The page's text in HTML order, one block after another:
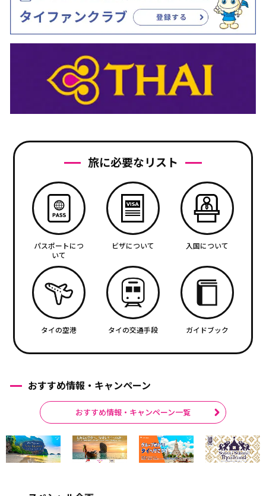
旅に必要なリスト
パスポートにつ
いて
ビザについて 入国について
タイの空港 タイの交通手段 ガイドブック
おすすめ情報・キャンペーン
おすすめ情報・キャンペーン一覧